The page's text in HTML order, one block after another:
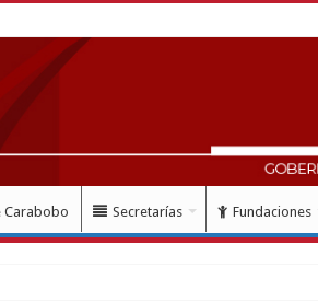
Carabobo Secretarías Fundaciones